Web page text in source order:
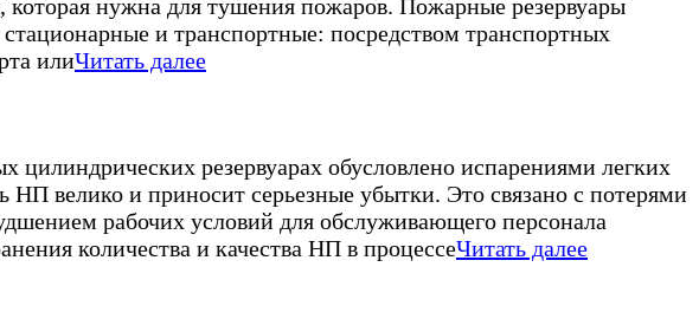
нужна для тушения пожаров. Пожарные резервуары
и транспортные: посредством транспортных
илиЧитать далее
резервуарах обусловлено испарениями легких
велико и приносит серьезные убытки. Это связано с потерями
рабочих условий для обслуживающего персонала
количества и качества НП в процессеЧитать далее